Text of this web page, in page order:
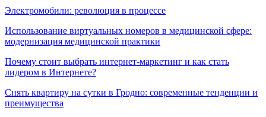
Электромобили: революция в процессе
Использование виртуальных номеров в медицинской сфере:
модернизация медицинской практики
Почему стоит выбрать интернет-маркетинг и как стать
лидером в Интернете?
Снять квартиру на сутки в Гродно: современные тенденции и
преимущества